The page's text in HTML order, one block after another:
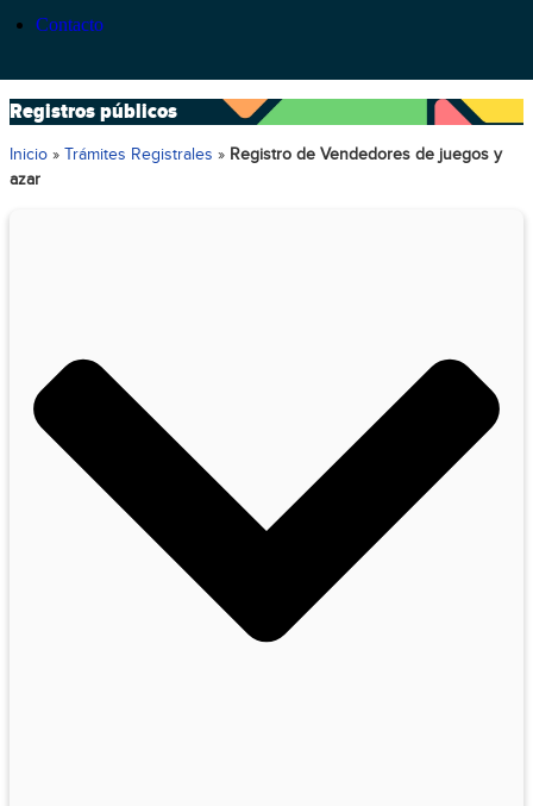
Contacto
Registros públicos
Inicio » Trámites Registrales » Registro de Vendedores de juegos y
azar